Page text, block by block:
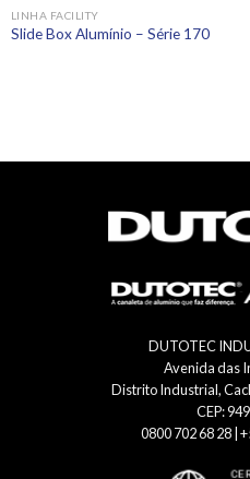
LINHA FACILITY
Slide Box Alumínio – Série 170
DUTOTEC
Avenida das
Distrito Industrial,
CEP:
0800 702 68 28 |